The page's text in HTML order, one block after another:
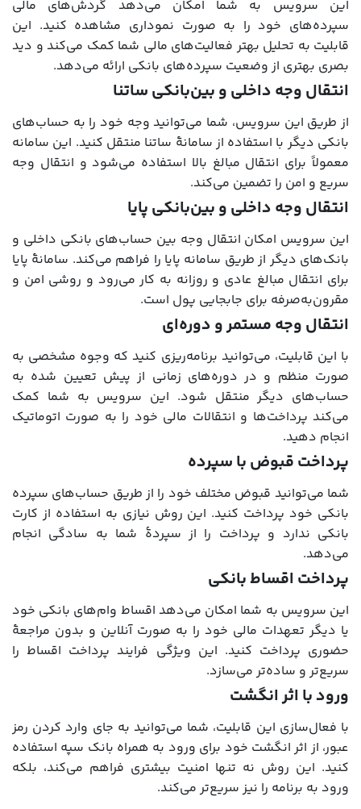
این سرویس به شما امکان می‌دهد گردش‌های مالی
سپرده‌های خود را به صورت نموداری مشاهده کنید. این
قابلیت به تحلیل بهتر فعالیت‌های مالی شما کمک می‌کند و دید
بصری بهتری از وضعیت سپرده‌های بانکی ارائه می‌دهد.
انتقال وجه داخلی و بین‌بانکی ساتنا
از طریق این سرویس، شما می‌توانید وجه خود را به حساب‌های
بانکی دیگر با استفاده از سامانۀ ساتنا منتقل کنید. این سامانه
معمولاً برای انتقال مبالغ بالا استفاده می‌شود و انتقال وجه
سریع و امن را تضمین می‌کند.
انتقال وجه داخلی و بین‌بانکی پایا
این سرویس امکان انتقال وجه بین حساب‌های بانکی داخلی و
بانک‌های دیگر از طریق سامانه پایا را فراهم می‌کند. سامانۀ پایا
برای انتقال مبالغ عادی و روزانه به کار می‌رود و روشی امن و
مقرون‌به‌صرفه برای جابجایی پول است.
انتقال وجه مستمر و دوره‌ای
با این قابلیت، می‌توانید برنامه‌ریزی کنید که وجوه مشخصی به
صورت منظم و در دوره‌های زمانی از پیش تعیین شده به
حساب‌های دیگر منتقل شود. این سرویس به شما کمک
می‌کند پرداخت‌ها و انتقالات مالی خود را به صورت اتوماتیک
انجام دهید.
پرداخت قبوض با سپرده
شما می‌توانید قبوض مختلف خود را از طریق حساب‌های سپرده
بانکی خود پرداخت کنید. این روش نیازی به استفاده از کارت
بانکی ندارد و پرداخت را از سپردۀ شما به سادگی انجام
می‌دهد.
پرداخت اقساط بانکی
این سرویس به شما امکان می‌دهد اقساط وام‌های بانکی خود
یا دیگر تعهدات مالی خود را به صورت آنلاین و بدون مراجعۀ
حضوری پرداخت کنید. این ویژگی فرایند پرداخت اقساط را
سریع‌تر و ساده‌تر می‌سازد.
ورود با اثر انگشت
با فعال‌سازی این قابلیت، شما می‌توانید به جای وارد کردن رمز
عبور، از اثر انگشت خود برای ورود به همراه بانک سپه استفاده
کنید. این روش نه تنها امنیت بیشتری فراهم می‌کند، بلکه
ورود به برنامه را نیز سریع‌تر می‌کند.